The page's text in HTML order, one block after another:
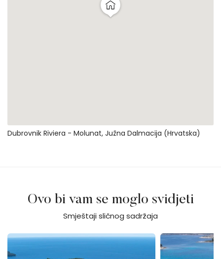
Dubrovnik Riviera - Molunat, Južna Dalmacija (Hrvatska)
Ovo bi vam se moglo svidjeti
Smještaji sličnog sadržaja
Villa Rosalia Poljice Villa Peace &